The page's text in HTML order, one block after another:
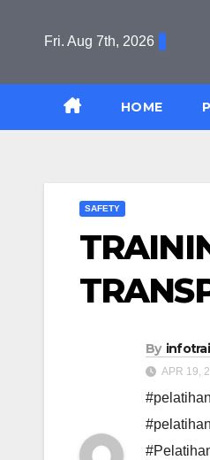
Fri. Aug 7th, 2026
HOME
SAFETY
By
APR 19,